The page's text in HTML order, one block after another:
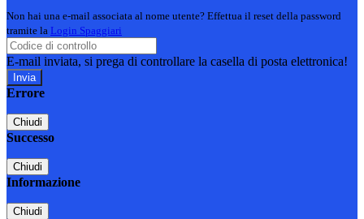
Non hai una e-mail associata al nome utente? Effettua il reset della password
tramite la Login Spaggiari
E-mail inviata, si prega di controllare la casella di posta elettronica!
Errore
Chiudi
Successo
Chiudi
Informazione
Chiudi